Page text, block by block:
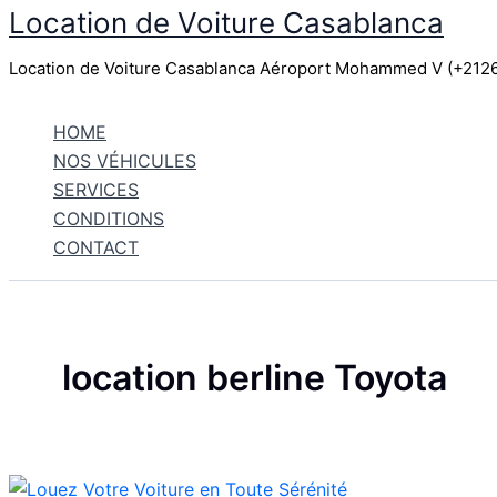
Aller
contenu
Location de Voiture Casablanca
Location de Voiture Casablanca Aéroport Mohammed V
HOME
NOS VÉHICULES
SERVICES
CONDITIONS
CONTACT
location berline Toyota